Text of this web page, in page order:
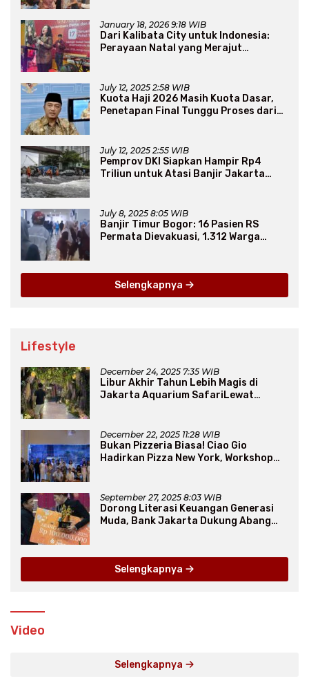
January 18, 2026 9:18 WIB
Dari Kalibata City untuk Indonesia:
Perayaan Natal yang Merajut
July 12, 2025 2:58 WIB
Kuota Haji 2026 Masih Kuota Dasar,
Penetapan Final Tunggu Proses dari
July 12, 2025 2:55 WIB
Pemprov DKI Siapkan Hampir Rp4
Triliun untuk Atasi Banjir Jakarta
July 8, 2025 8:05 WIB
Banjir Timur Bogor: 16 Pasien RS
Permata Dievakuasi, 1.312 Warga
Selengkapnya
Lifestyle
December 24, 2025 7:35 WIB
Libur Akhir Tahun Lebih Magis di
Jakarta Aquarium SafariLewat
December 22, 2025 11:28 WIB
Bukan Pizzeria Biasa! Ciao Gio
Hadirkan Pizza New York, Workshop
September 27, 2025 8:03 WIB
Dorong Literasi Keuangan Generasi
Muda, Bank Jakarta Dukung Abang
Selengkapnya
Video
Selengkapnya